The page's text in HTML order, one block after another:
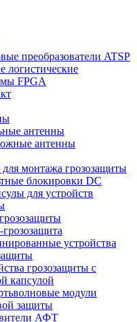
преобразователи ATSP
логистические
FPGA
антенны
антенны
монтажа грозозащиты
блокировки DC
для устройств
устройства
грозозащиты с
капсулой
модули
защиты
АФТ